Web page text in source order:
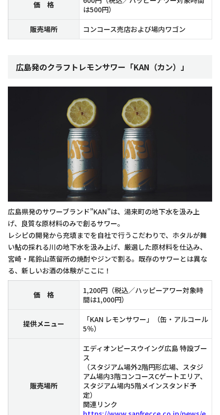
価 格
は500円）
販売場所
コンコース売店および場内ワゴン
広島発のクラフトレモンサワー「KAN（カン）」
広島県発のサワーブランド”KAN”は、湯来町の地下水を汲み上
げ、良質な原材料のみで創るサワー。
レシピの開発から充填までを自社で行うこだわりで、ホタルが舞
い鮎の採れる川の地下水を汲み上げ、厳選した原材料を仕込み、
宮崎・尾鈴山蒸留所の焼酎やジンで割る。既存のサワーとは異な
る、新しいお酒の体験がここに！
価 格
1,200円（税込／ハッピーアワー対象時
間は1,000円）
提供メニュー
「KAN レモンサワー」（缶・アルコール
5％）
販売場所
エディオンピースウイング広島 特設ブー
ス
（スタジアム場外2階円形広場、スタジ
アム場内3階コンコースCゲートエリア、
スタジアム場内5階メインスタンド予
定）
関連リンク